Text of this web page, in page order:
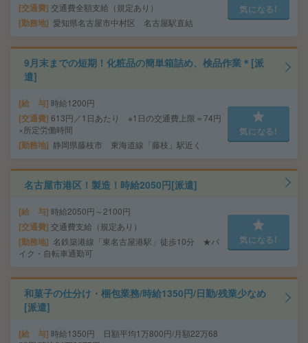
交通費 交通費全額支給（規定あり）
勤務地 愛知県名古屋市中村区 名古屋駅直結
気になる!
9月末までの短期！化粧品の簡単箱詰め、検品作業＊[派
遣]
給 与 時給1200円
交通費 613円／1日あたり ※1日の交通費上限＝74円
×所定労働時間
勤務地 静岡県藤枝市 東海道線「藤枝」駅近く
気になる!
名古屋市港区！製造！時給2050円[派遣]
給 与 時給2050円～2100円
交通費 交通費支給（規定あり）
勤務地 名鉄築港線「東名古屋港駅」徒歩10分 ★バ
イク・自転車通勤可
気になる!
和菓子の仕分け・梱包業務/時給1350円/日勤/残業少なめ
[派遣]
給 与 時給1350円 日額平均1万800円/月額22万68